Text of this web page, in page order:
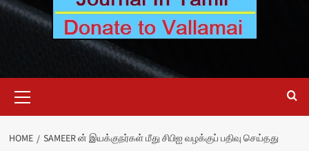
Menu
HOME SAMEER ன் இயக்குநர்கள் மீது சிபிஐ வழக்குப் பதிவு செய்தது